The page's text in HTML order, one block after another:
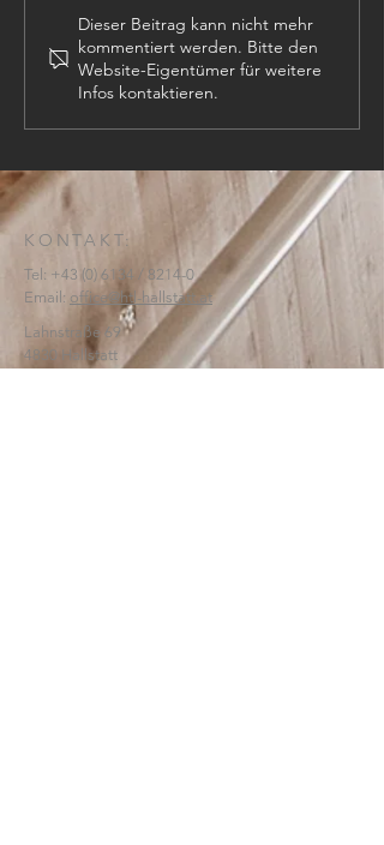
PROJEKTLEITER (m,w,d)
Dieser Beitrag kann nicht mehr
kommentiert werden. Bitte den
Website-Eigentümer für weitere
Infos kontaktieren.
KONTAKT:
Tel: +43 (0) 6134 / 8214-0
Email: office@htl-hallstatt.at
Lahnstraße 69
4830 Hallstatt